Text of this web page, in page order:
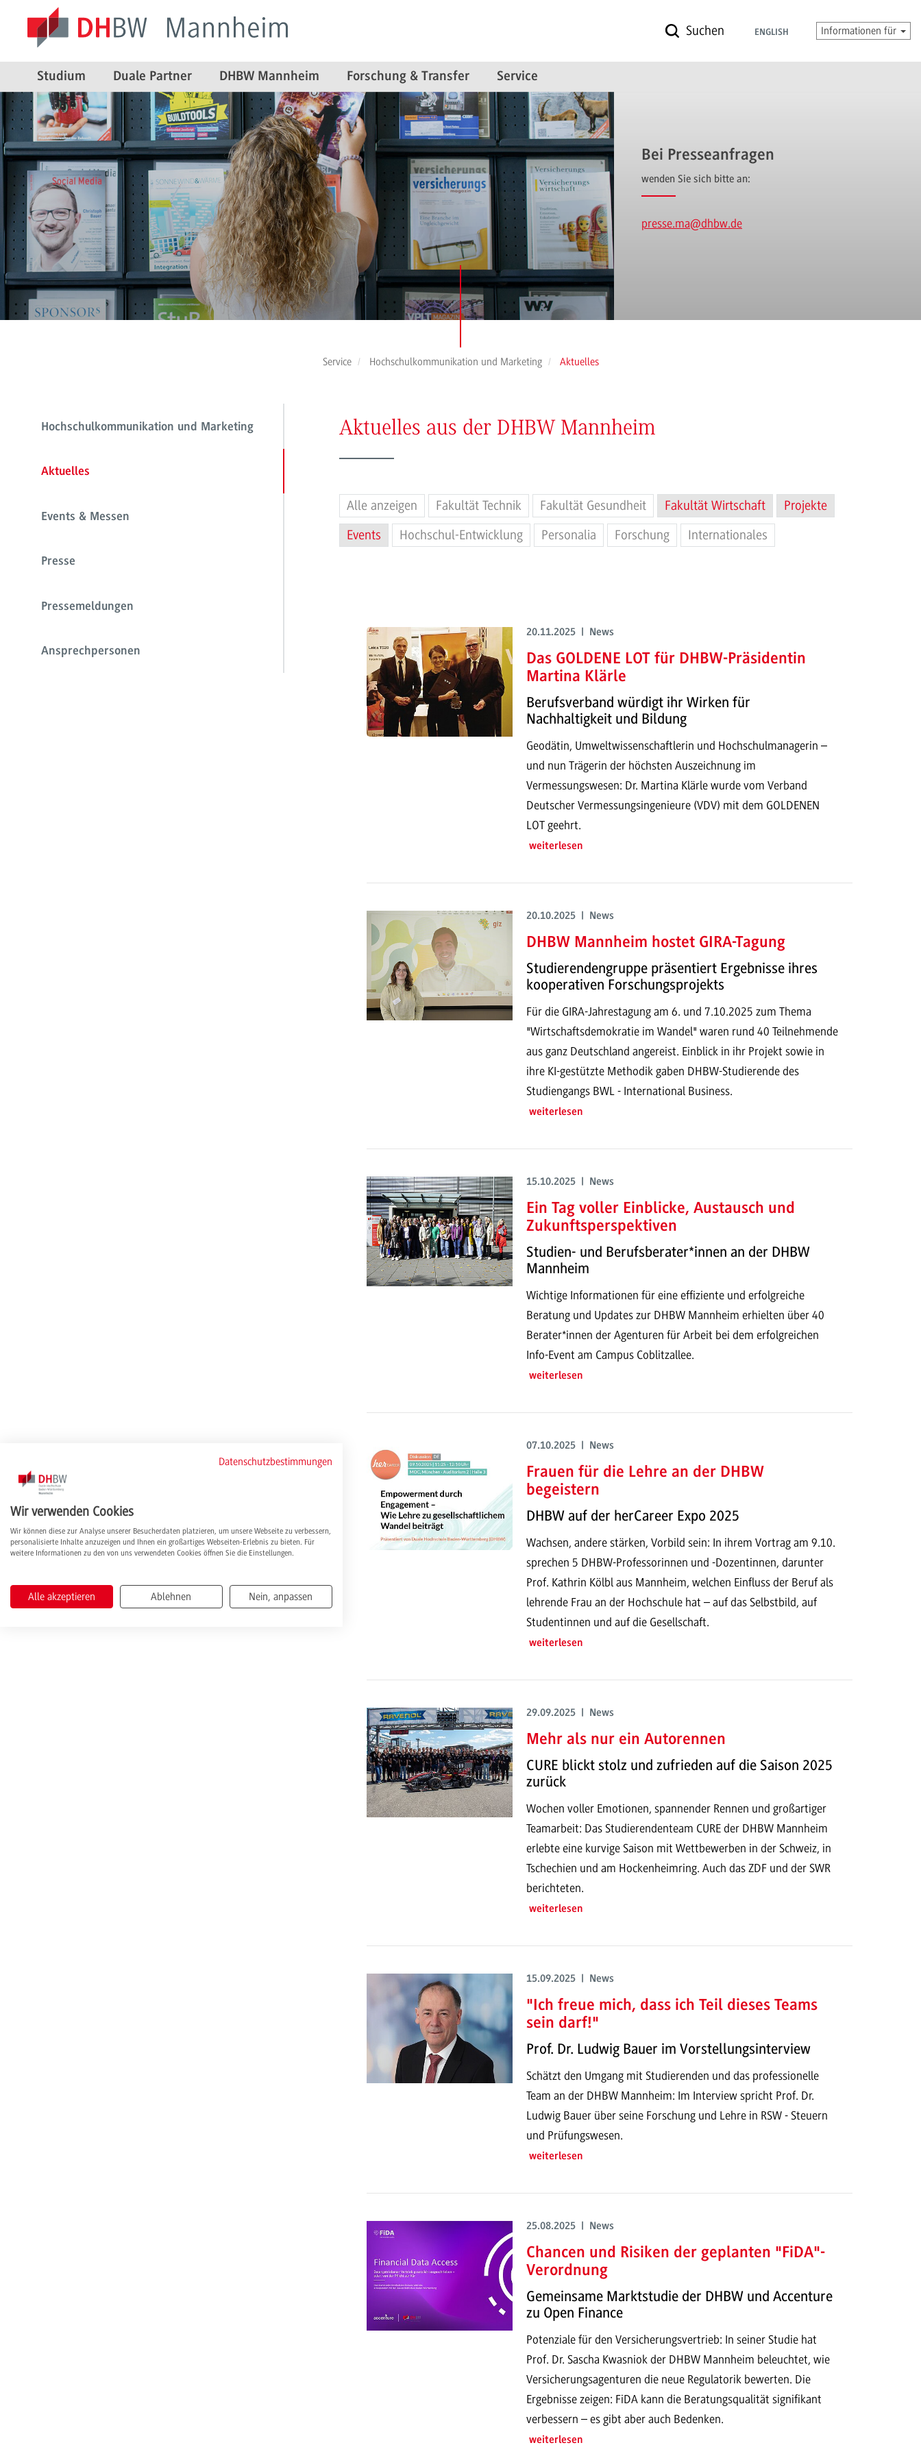
Suchen ENGLISH Informationen für
Studium Duale Partner DHBW Mannheim Forschung & Transfer Service
Bei Presseanfragen
wenden Sie sich bitte an:
presse.ma@dhbw.de
Service Hochschulkommunikation und Marketing Aktuelles
Hochschulkommunikation und Marketing
Aktuelles
Events & Messen
Presse
Pressemeldungen
Ansprechpersonen
Aktuelles aus der DHBW Mannheim
Alle anzeigen Fakultät Technik Fakultät Gesundheit Fakultät Wirtschaft
Projekte
Events
Hochschul-Entwicklung Personalia Forschung Internationales
20.11.2025 | News
Das GOLDENE LOT für DHBW-Präsidentin
Martina Klärle
Berufsverband würdigt ihr Wirken für
Nachhaltigkeit und Bildung
Geodätin, Umweltwissenschaftlerin und Hochschulmanagerin –
und nun Trägerin der höchsten Auszeichnung im
Vermessungswesen: Dr. Martina Klärle wurde vom Verband
Deutscher Vermessungsingenieure (VDV) mit dem GOLDENEN
LOT geehrt.
weiterlesen
20.10.2025 | News
DHBW Mannheim hostet GIRA-Tagung
Studierendengruppe präsentiert Ergebnisse ihres
kooperativen Forschungsprojekts
Für die GIRA-Jahrestagung am 6. und 7.10.2025 zum Thema
"Wirtschaftsdemokratie im Wandel" waren rund 40 Teilnehmende
aus ganz Deutschland angereist. Einblick in ihr Projekt sowie in
ihre KI-gestützte Methodik gaben DHBW-Studierende des
Studiengangs BWL - International Business.
weiterlesen
15.10.2025 | News
Ein Tag voller Einblicke, Austausch und
Zukunftsperspektiven
Studien- und Berufsberater*innen an der DHBW
Mannheim
Wichtige Informationen für eine effiziente und erfolgreiche
Beratung und Updates zur DHBW Mannheim erhielten über 40
Berater*innen der Agenturen für Arbeit bei dem erfolgreichen
Info-Event am Campus Coblitzallee.
weiterlesen
07.10.2025 | News
Frauen für die Lehre an der DHBW
begeistern
DHBW auf der herCareer Expo 2025
Wachsen, andere stärken, Vorbild sein: In ihrem Vortrag am 9.10.
sprechen 5 DHBW-Professorinnen und -Dozentinnen, darunter
Prof. Kathrin Kölbl aus Mannheim, welchen Einfluss der Beruf als
lehrende Frau an der Hochschule hat – auf das Selbstbild, auf
Studentinnen und auf die Gesellschaft.
weiterlesen
29.09.2025 | News
Mehr als nur ein Autorennen
CURE blickt stolz und zufrieden auf die Saison 2025
zurück
Wochen voller Emotionen, spannender Rennen und großartiger
Teamarbeit: Das Studierendenteam CURE der DHBW Mannheim
erlebte eine kurvige Saison mit Wettbewerben in der Schweiz, in
Tschechien und am Hockenheimring. Auch das ZDF und der SWR
berichteten.
weiterlesen
15.09.2025 | News
"Ich freue mich, dass ich Teil dieses Teams
sein darf!"
Prof. Dr. Ludwig Bauer im Vorstellungsinterview
Schätzt den Umgang mit Studierenden und das professionelle
Team an der DHBW Mannheim: Im Interview spricht Prof. Dr.
Ludwig Bauer über seine Forschung und Lehre in RSW - Steuern
und Prüfungswesen.
weiterlesen
25.08.2025 | News
Chancen und Risiken der geplanten "FiDA"-
Verordnung
Gemeinsame Marktstudie der DHBW und Accenture
zu Open Finance
Potenziale für den Versicherungsvertrieb: In seiner Studie hat
Prof. Dr. Sascha Kwasniok der DHBW Mannheim beleuchtet, wie
Versicherungsagenturen die neue Regulatorik bewerten. Die
Ergebnisse zeigen: FiDA kann die Beratungsqualität signifikant
verbessern – es gibt aber auch Bedenken.
weiterlesen
Datenschutzbestimmungen
Wir verwenden Cookies
Wir können diese zur Analyse unserer Besucherdaten platzieren, um unsere Webseite zu verbessern,
personalisierte Inhalte anzuzeigen und Ihnen ein großartiges Webseiten-Erlebnis zu bieten. Für
weitere Informationen zu den von uns verwendeten Cookies öffnen Sie die Einstellungen.
Alle akzeptieren Ablehnen Nein, anpassen